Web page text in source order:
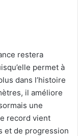
restera
permet à
dans l’histoire
il améliore
une
record vient
et de progression